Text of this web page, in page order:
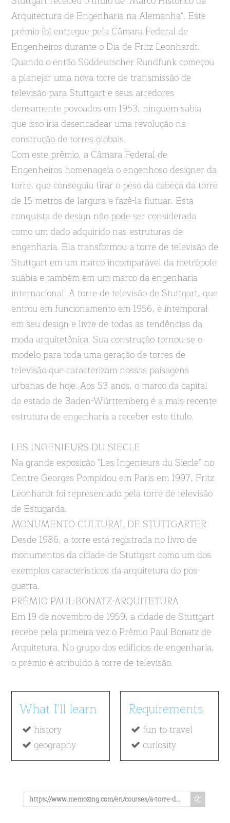
Arquitectura de Engenharia na Alemanha". Este
prémio foi entregue pela Câmara Federal de
Engenheiros durante o Dia de Fritz Leonhardt.
Quando o então Süddeutscher Rundfunk começou
a planejar uma nova torre de transmissão de
televisão para Stuttgart e seus arredores
densamente povoados em 1953, ninguém sabia
que isso iria desencadear uma revolução na
construção de torres globais.
Com este prêmio, a Câmara Federal de
Engenheiros homenageia o engenhoso designer da
torre, que conseguiu tirar o peso da cabeça da torre
de 15 metros de largura e fazê-la flutuar. Esta
conquista de design não pode ser considerada
como um dado adquirido nas estruturas de
engenharia. Ela transformou a torre de televisão de
Stuttgart em um marco incomparável da metrópole
suábia e também em um marco da engenharia
internacional. A torre de televisão de Stuttgart, que
entrou em funcionamento em 1956, é intemporal
em seu design e livre de todas as tendências da
moda arquitetônica. Sua construção tornou-se o
modelo para toda uma geração de torres de
televisão que caracterizam nossas paisagens
urbanas de hoje. Aos 53 anos, o marco da capital
do estado de Baden-Württemberg é a mais recente
estrutura de engenharia a receber este título.
LES INGENIEURS DU SIECLE
Na grande exposição "Les Ingenieurs du Siecle" no
Centre Georges Pompidou em Paris em 1997, Fritz
Leonhardt foi representado pela torre de televisão
de Estugarda.
MONUMENTO CULTURAL DE STUTTGARTER
Desde 1986, a torre está registrada no livro de
monumentos da cidade de Stuttgart como um dos
exemplos característicos da arquitetura do pós-
guerra.
PRÊMIO PAUL-BONATZ-ARQUITETURA
Em 19 de novembro de 1959, a cidade de Stuttgart
recebe pela primeira vez o Prêmio Paul Bonatz de
Arquitetura. No grupo dos edifícios de engenharia,
o prémio é atribuído à torre de televisão.
What I'll learn
history
geography
Requirements
fun to travel
curiosity
https://www.memozing.com/en/courses/a-torre-de-televisao-de-stuttgarter-aprenda-tudo-o-que-e-importante-sobre-a-sua-historia-a-primeira-torre-de-televisao-alema-9849edead9c16894e5533911